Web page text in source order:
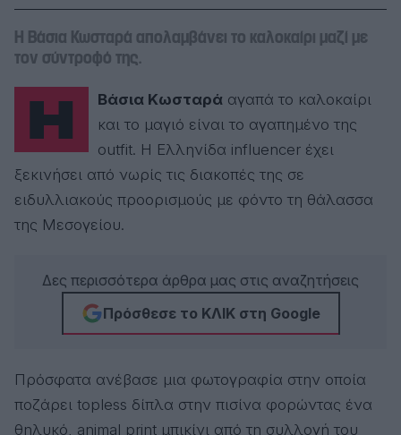
Η Βάσια Κωσταρά απολαμβάνει το καλοκαίρι μαζί με
τον σύντροφό της.
Η Βάσια Κωσταρά αγαπά το καλοκαίρι
και το μαγιό είναι το αγαπημένο της
outfit. H Ελληνίδα influencer έχει
ξεκινήσει από νωρίς τις διακοπές της σε
ειδυλλιακούς προορισμούς με φόντο τη θάλασσα
της Μεσογείου.
Δες περισσότερα άρθρα μας στις αναζητήσεις
Πρόσθεσε το ΚΛΙΚ στη Google
Πρόσφατα ανέβασε μια φωτογραφία στην οποία
ποζάρει topless δίπλα στην πισίνα φορώντας ένα
θηλυκό, animal print μπικίνι από τη συλλογή του